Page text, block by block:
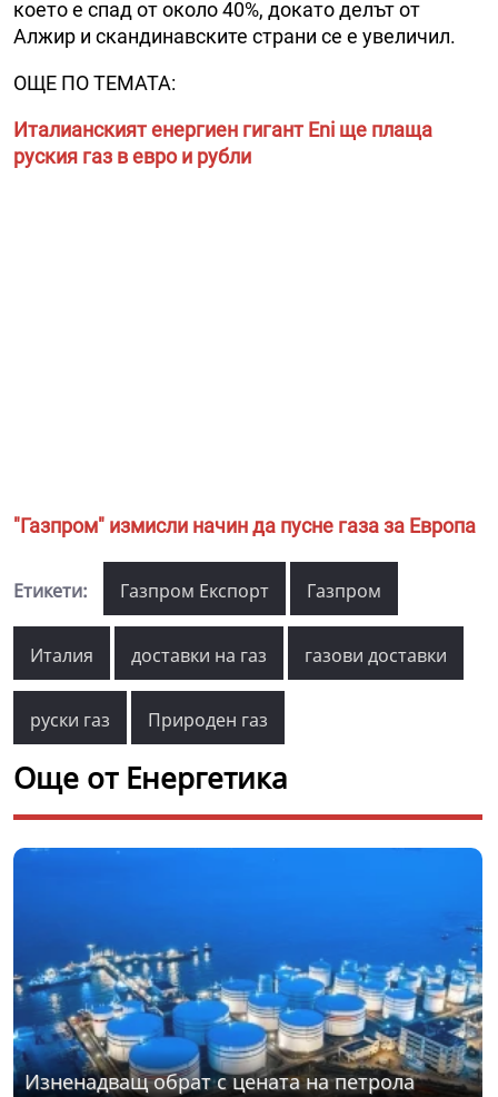
което е спад от около 40%, докато делът от
Алжир и скандинавските страни се е увеличил.
ОЩЕ ПО ТЕМАТА:
Италианският енергиен гигант Eni ще плаща
руския газ в eвро и рубли
"Газпром" измисли начин да пусне газа за Европа
Етикети: Газпром Експорт Газпром
Италия доставки на газ газови доставки
руски газ Природен газ
Още от Енергетика
Изненадващ обрат с цената на петрола